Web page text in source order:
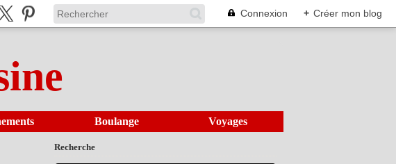
Connexion + Créer mon blog
Boulange Voyages
Recherche